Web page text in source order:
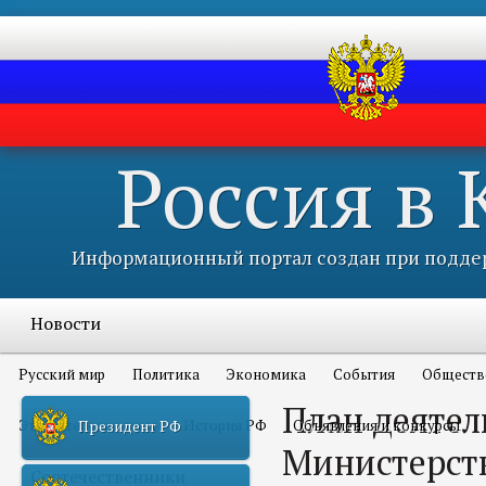
Россия в
Информационный портал создан при
Новости
Русский мир Политика Экономика События
Это интересно всем История РФ Объявления и конкурсы
Соотечественники
Президент РФ
План